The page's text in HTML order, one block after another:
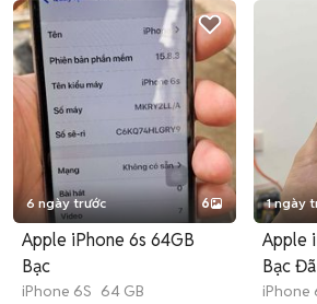
6 ngày trước 6
Apple iPhone 6s 64GB
Bạc
iPhone 6S 64 GB
1 ngày
Apple
Bạc
iPhone